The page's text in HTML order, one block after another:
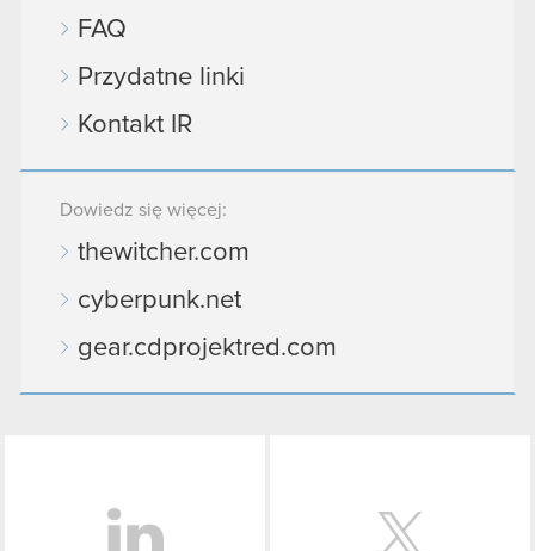
FAQ
Przydatne linki
Kontakt IR
Dowiedz się więcej:
thewitcher.com
cyberpunk.net
gear.cdprojektred.com